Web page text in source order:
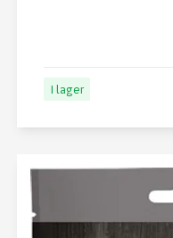
I lager